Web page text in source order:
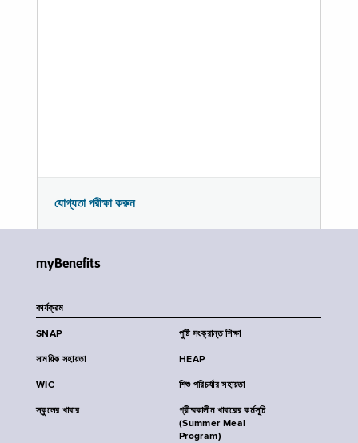
যোগ্যতা পরীক্ষা করুন
myBenefits
কার্যক্রম
SNAP পুষ্টি সংক্রান্ত শিক্ষা
সাময়িক সহায়তা HEAP
WIC শিশু পরিচর্যার সহায়তা
স্কুলের খাবার
গ্রীষ্মকালীন খাবারের কর্মসূচি
(Summer Meal
Program)